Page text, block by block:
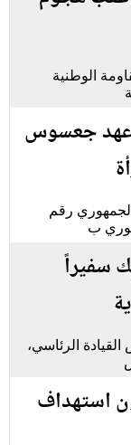
الوطنية
عهد جعسوس
رقم
سفيراً
الرئاسي،
استهداف